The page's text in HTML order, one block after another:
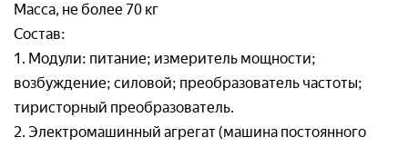
Масса, не более 70 кг
Состав:
1. Модули: питание; измеритель мощности;
возбуждение; силовой; преобразователь частоты;
тиристорный преобразователь.
2. Электромашинный агрегат (машина постоянного
Отправляя заявку, я соглашаюсь с
Пользовательским соглашением
Адрес доставки*
Отправляя заявку, я соглашаюсь с
Пользовательским соглашением